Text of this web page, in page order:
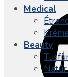
Medical
Beauty